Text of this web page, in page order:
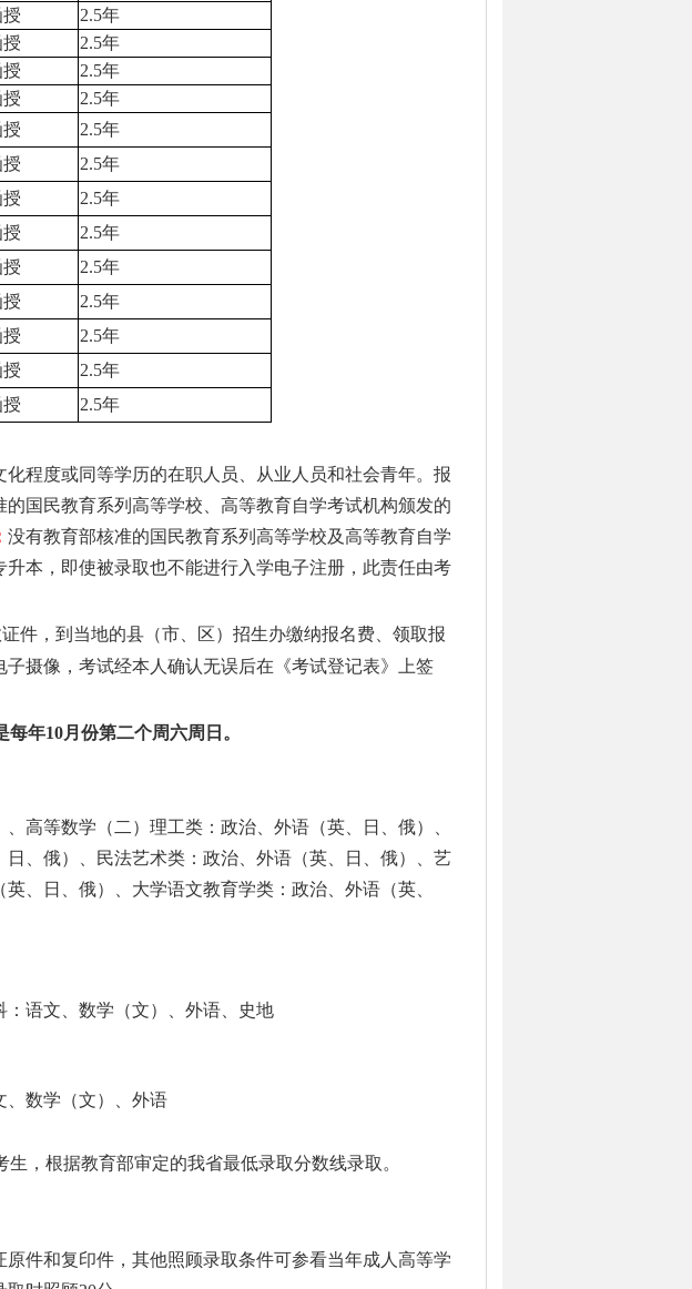
授 2.5年
授 2.5年
授 2.5年
授 2.5年
授 2.5年
授 2.5年
授 2.5年
授 2.5年
授 2.5年
授 2.5年
授 2.5年
授 2.5年
授 2.5年
程度或同等学历的在职人员、从业人员和社会青年。报
国民教育系列高等学校、高等教育自学考试机构颁发的
没有教育部核准的国民教育系列高等学校及高等教育自学
本，即使被录取也不能进行入学电子注册，此责任由考
件，到当地的县（市、区）招生办缴纳报名费、领取报
摄像，考试经本人确认无误后在《考试登记表》上签
每年10月份第二个周六周日。
高等数学（二）理工类：政治、外语（英、日、俄）、
、俄）、民法艺术类：政治、外语（英、日、俄）、艺
、日、俄）、大学语文教育学类：政治、外语（英、
语文、数学（文）、外语、史地
、数学（文）、外语
，根据教育部审定的我省最低录取分数线录取。
件和复印件，其他照顾录取条件可参看当年成人高等学